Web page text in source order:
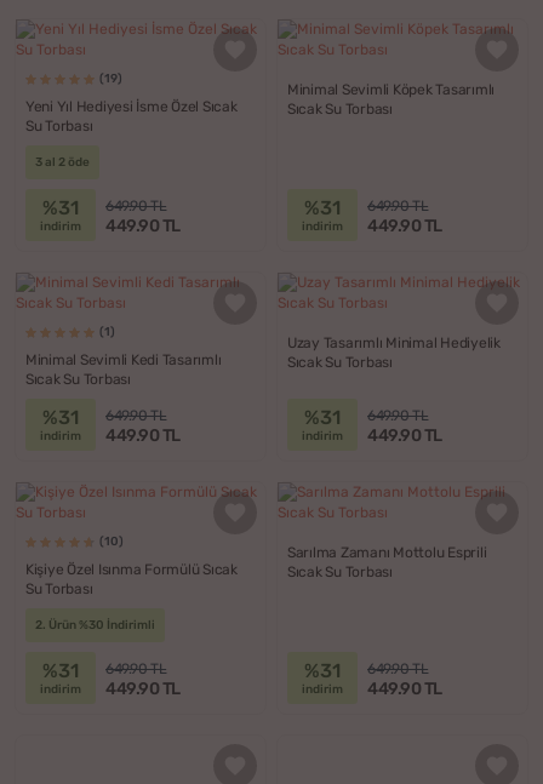
(19)
Yeni Yıl Hediyesi İsme Özel Sıcak
Su Torbası
3 al 2 öde
%31
indirim
649.90 TL
449.90 TL
Minimal Sevimli Köpek Tasarımlı
Sıcak Su Torbası
%31
indirim
649.90 TL
449.90 TL
(1)
Minimal Sevimli Kedi Tasarımlı
Sıcak Su Torbası
%31
indirim
649.90 TL
449.90 TL
Uzay Tasarımlı Minimal Hediyelik
Sıcak Su Torbası
%31
indirim
649.90 TL
449.90 TL
(10)
Kişiye Özel Isınma Formülü Sıcak
Su Torbası
2. Ürün %30 İndirimli
%31
indirim
649.90 TL
449.90 TL
Sarılma Zamanı Mottolu Esprili
Sıcak Su Torbası
%31
indirim
649.90 TL
449.90 TL